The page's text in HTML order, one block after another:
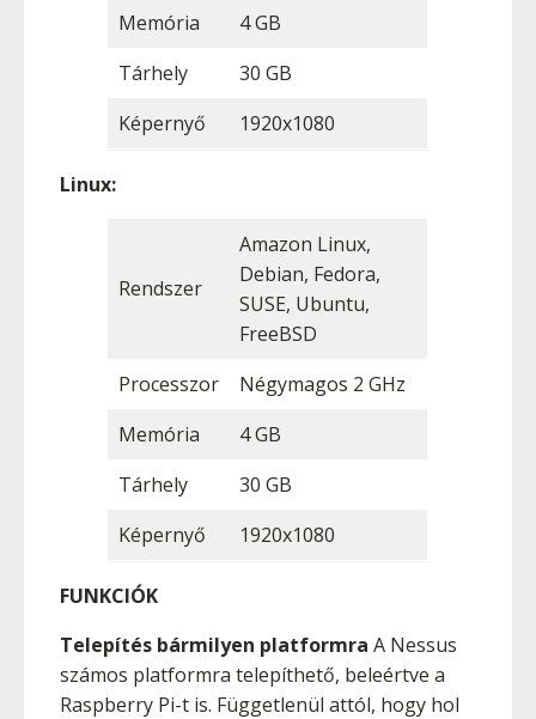
Memória
4 GB
Tárhely
30 GB
Képernyő
1920x1080
Linux:
Rendszer
Amazon Linux,
Debian, Fedora,
SUSE, Ubuntu,
FreeBSD
Processzor
Négymagos 2 GHz
Memória
4 GB
Tárhely
30 GB
Képernyő
1920x1080
FUNKCIÓK
Telepítés bármilyen platformra A Nessus
számos platformra telepíthető, beleértve a
Raspberry Pi-t is. Függetlenül attól, hogy hol